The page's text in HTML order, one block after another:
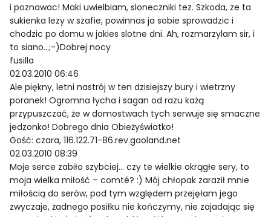
i poznawac! Maki uwielbiam, sloneczniki tez. Szkoda, ze ta
sukienka lezy w szafie, powinnas ja sobie sprowadzic i
chodzic po domu w jakies slotne dni. Ah, rozmarzylam sir, i
to siano…;-)Dobrej nocy
fusilla
02.03.2010 06:46
Ale piękny, letni nastrój w ten dzisiejszy bury i wietrzny
poranek! Ogromna łycha i sagan od razu każą
przypuszczać, że w domostwach tych serwuje się smaczne
jedzonko! Dobrego dnia Obieżyświatko!
Gość: czara, 116.122.71-86.rev.gaoland.net
02.03.2010 08:39
Moje serce zabiło szybciej… czy te wielkie okrągłe sery, to
moja wielka miłość – comté? :) Mój chłopak zaraził mnie
miłością do serów, pod tym względem przejęłam jego
zwyczaje, żadnego posiłku nie kończymy, nie zajadając się